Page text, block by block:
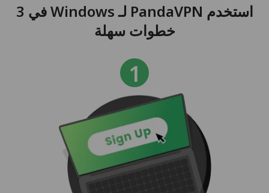
استخدم PandaVPN لـ Windows في 3
خطوات سهلة